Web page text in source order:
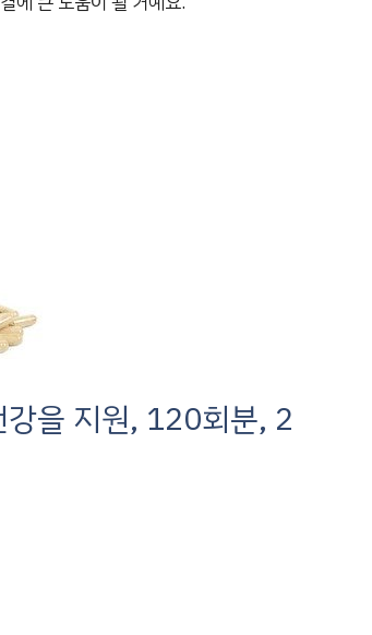
을 지원, 120회분, 2